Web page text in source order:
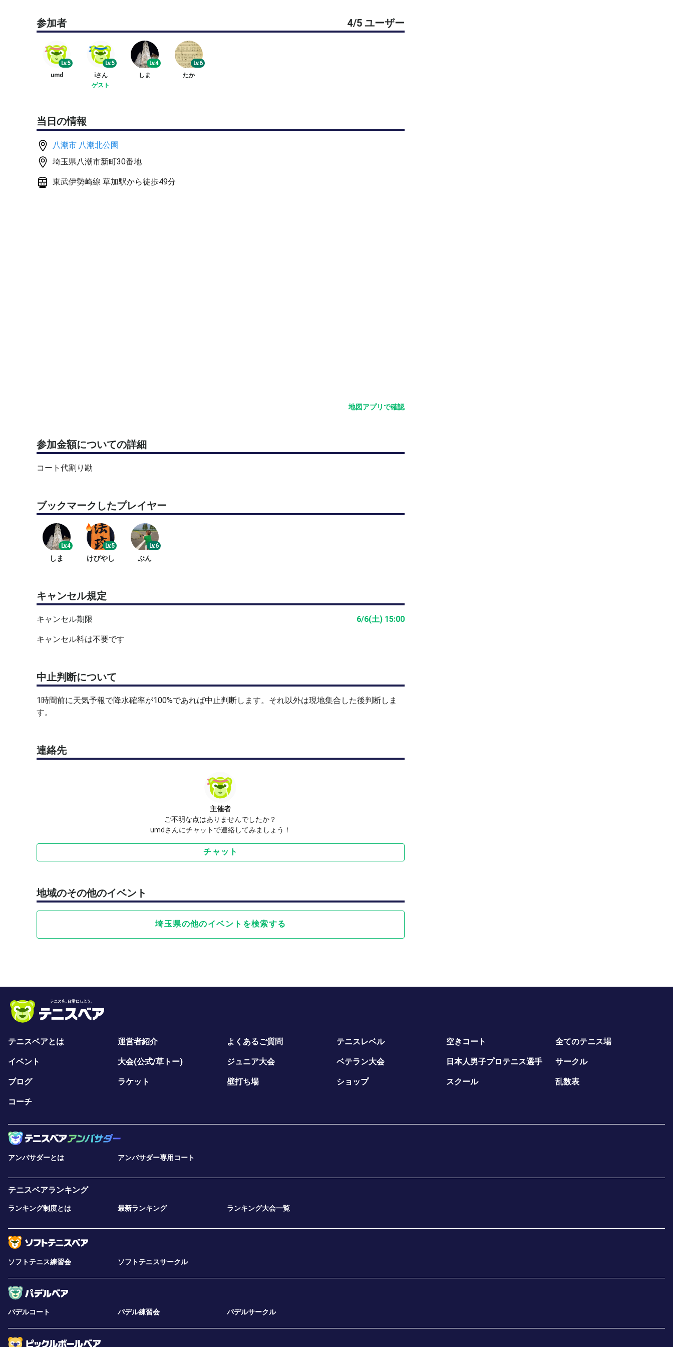
100円〜200円（コート代）
興味のある方はぜひご参加ください！
参加者 4/5 ユーザー
Lv.5
umd
Lv.5
iさん
ゲスト
Lv.4
しま
Lv.6
たか
当日の情報
八潮市 八潮北公園
埼玉県八潮市新町30番地
東武伊勢崎線 草加駅から徒歩49分
地図アプリで確認
参加金額についての詳細
コート代割り勘
ブックマークしたプレイヤー
Lv.4
しま
Lv.5
けびやし
Lv.6
ぶん
キャンセル規定
キャンセル期限 6/6(土) 15:00
キャンセル料は不要です
中止判断について
1時間前に天気予報で降水確率が100%であれば中止判断します。それ以外は現地集合した後判断しま
す。
連絡先
主催者
ご不明な点はありませんでしたか？
umdさんにチャットで連絡してみましょう！
チャット
地域のその他のイベント
埼玉県の他のイベントを検索する
テニスベアとは 運営者紹介 よくあるご質問 テニスレベル 空きコート 全てのテニス場
イベント 大会(公式/草トー) ジュニア大会 ベテラン大会 日本人男子プロテニス選手 サークル
ブログ ラケット 壁打ち場 ショップ スクール 乱数表
コーチ
アンバサダーとは アンバサダー専用コート
テニスベアランキング
ランキング制度とは 最新ランキング ランキング大会一覧
ソフトテニス練習会 ソフトテニスサークル
パデルコート パデル練習会 パデルサークル